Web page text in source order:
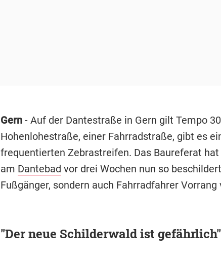
Gern - Auf der Dantestraße in Gern gilt Tempo
Hohenlohestraße, einer Fahrradstraße, gibt es
frequentierten Zebrastreifen. Das Baureferat
am Dantebad vor drei Wochen nun so
Fußgänger, sondern auch Fahrradfahrer Vorrang
"Der neue Schilderwald ist gefährlich"